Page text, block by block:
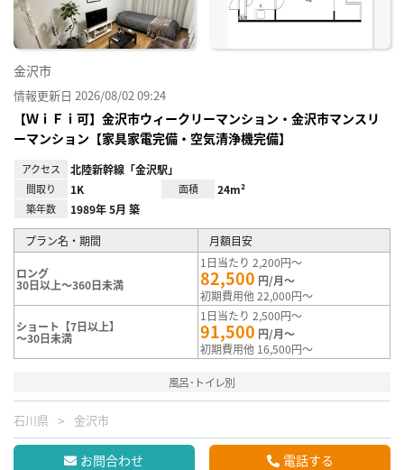
金沢市
情報更新日 2026/08/02 09:24
【ＷｉＦｉ可】金沢市ウィークリーマンション・金沢市マンスリ
ーマンション【家具家電完備・空気清浄機完備】
アクセス 北陸新幹線「金沢駅」
間取り 1K 面積 24m²
築年数 1989年 5月 築
プラン名・期間 月額目安
ロング
30日以上～360日未満
1日当たり 2,200円～
82,500 円/月～
初期費用他 22,000円～
ショート【7日以上】
～30日未満
1日当たり 2,500円～
91,500 円/月～
初期費用他 16,500円～
風呂･トイレ別
石川県 金沢市
お問合わせ 電話する